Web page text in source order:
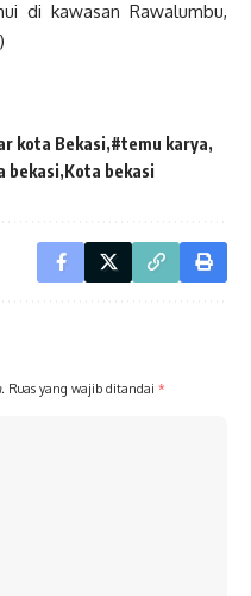
di kawasan Rawalumbu,
kota Bekasi #temu karya
bekasi Kota bekasi
Ruas yang wajib ditandai *